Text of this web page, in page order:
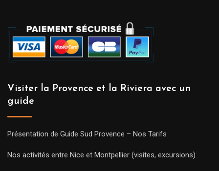
Visiter la Provence et la Riviera avec un
guide
Présentation de Guide Sud Provence – Nos Tarifs
Nos activités entre Nice et Montpellier (visites, excursions)